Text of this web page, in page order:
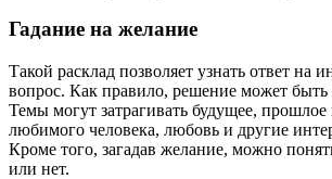
Гадание на желание
Такой расклад позволяет узнать ответ на
вопрос. Как правило, решение может быть
Темы могут затрагивать будущее, прошлое
любимого человека, любовь и другие
Кроме того, загадав желание, можно
или нет.